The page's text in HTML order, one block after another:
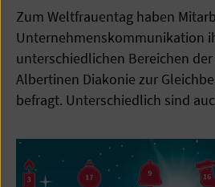
Zum Weltfrauentag haben
Unternehmenskommunikation
unterschiedlichen Bereichen
Albertinen Diakonie zur
befragt. Unterschiedlich sind